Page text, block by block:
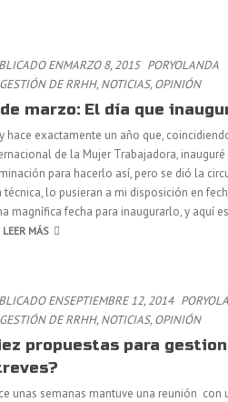
ENMARZO 8, 2015 PORYOLANDA
DE RRHH,NOTICIAS,OPINIÓN
marzo: El día que
hace exactamente un año que,
de la Mujer Trabajadora,
para hacerlo así, pero se dió la
lo pusieran a mi disposición en
magnífica fecha para inaugurarlo, y aquí
LEER MÁS
ENSEPTIEMBRE 12, 2014
DE RRHH,NOTICIAS,OPINIÓN
propuestas para
unas semanas mantuve una reunión con